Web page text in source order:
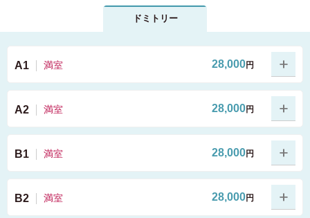
ドミトリー
A1 満室 28,000円
A2 満室 28,000円
B1 満室 28,000円
B2 満室 28,000円